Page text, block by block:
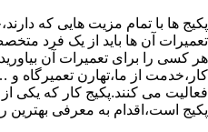
پکیج ها با تمام مزیت هایی که
تعمیرات آن ها باید از یک فرد
هر کسی را برای تعمیرات آن
کار،خدمت از ما،تهارن تعمیرگاه
فعالیت می کنند.پکیج کار که یکی
پکیج است،اقدام به معرفی بهترین